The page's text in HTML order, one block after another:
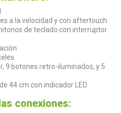
a la velocidad y con aftertouch
de teclado con interruptor
9 botones retro-iluminados, y 5
44 cm con indicador LED
conexiones: